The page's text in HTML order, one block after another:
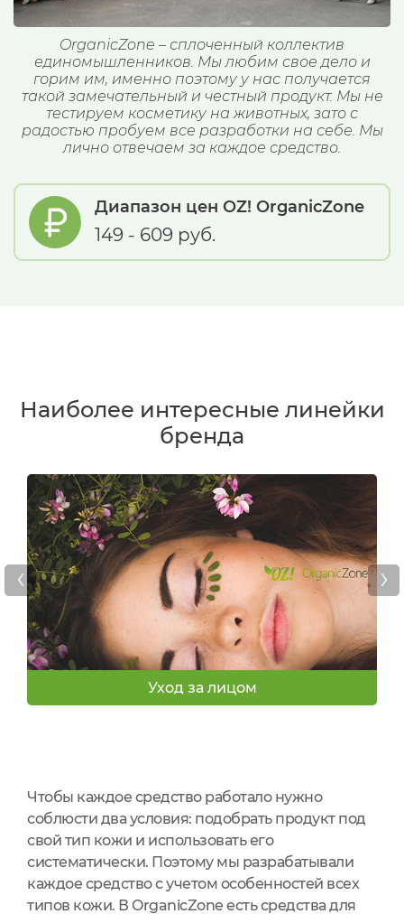
OrganicZone – сплоченный коллектив
единомышленников. Мы любим свое дело и
горим им, именно поэтому у нас получается
такой замечательный и честный продукт. Мы не
тестируем косметику на животных, зато с
радостью пробуем все разработки на себе. Мы
лично отвечаем за каждое средство.
Диапазон цен OZ! OrganicZone
149 - 609 руб.
Наиболее интересные линейки
бренда
›
‹
Уход за лицом
Чтобы каждое средство работало нужно
соблюсти два условия: подобрать продукт под
свой тип кожи и использовать его
систематически. Поэтому мы разрабатывали
каждое средство с учетом особенностей всех
типов кожи. В OrganicZone есть средства для